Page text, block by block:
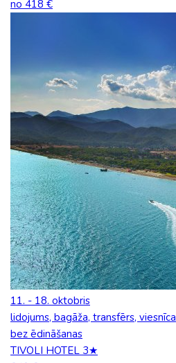
no 418 €
11. - 18. oktobris
lidojums, bagāža, transfērs, viesnīca
bez ēdināšanas
TIVOLI HOTEL 3★